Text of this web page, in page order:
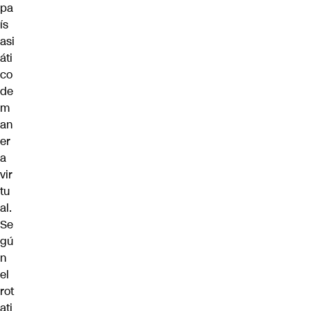
pa
ís
asi
áti
co
de
m
an
er
a
vir
tu
al.
Se
gú
n
el
rot
ati